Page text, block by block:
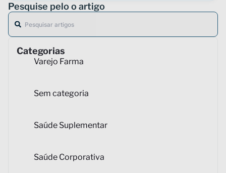
Pesquise pelo o artigo
Categorias
Varejo Farma
Sem categoria
Saúde Suplementar
Saúde Corporativa